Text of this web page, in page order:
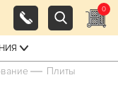
0
Плиты